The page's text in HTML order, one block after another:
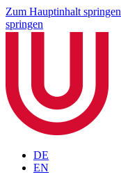
Zum Hauptinhalt springen
springen
DE
EN